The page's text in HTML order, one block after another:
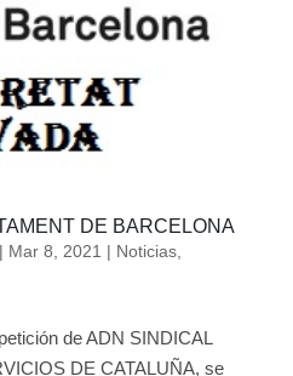
DE BARCELONA
Mar 8, 2021 | Noticias,
de ADN SINDICAL
DE CATALUÑA, se
PDF
Plantillas